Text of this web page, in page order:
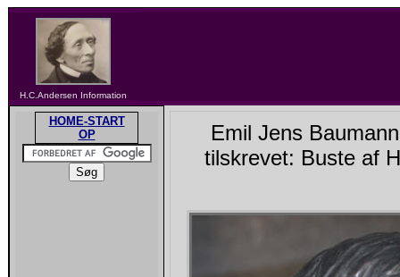
H.C.Andersen Information
HOME-START
OP
Emil Jens
tilskrevet: Buste af